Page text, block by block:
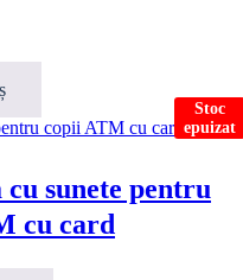
Stoc
epuizat
sunete pentru
cu card